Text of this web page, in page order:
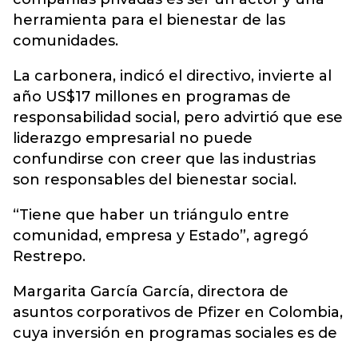
herramienta para el bienestar de las
comunidades.
La carbonera, indicó el directivo, invierte al
año US$17 millones en programas de
responsabilidad social, pero advirtió que ese
liderazgo empresarial no puede
confundirse con creer que las industrias
son responsables del bienestar social.
“Tiene que haber un triángulo entre
comunidad, empresa y Estado”, agregó
Restrepo.
Margarita García García, directora de
asuntos corporativos de Pfizer en Colombia,
cuya inversión en programas sociales es de